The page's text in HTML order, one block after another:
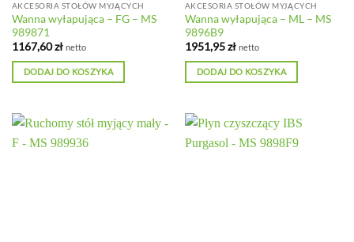
AKCESORIA STOŁÓW MYJĄCYCH
Wanna wyłapująca – FG – MS
989871
1167,60zł netto
DODAJ DO KOSZYKA
AKCESORIA STOŁÓW MYJĄCYCH
Wanna wyłapująca – ML – MS
9896B9
1951,95zł netto
DODAJ DO KOSZYKA